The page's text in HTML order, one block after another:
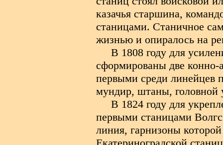
казачья старшина,
станицами. Станичное
жизнью и опиралось на
В 1808 году для
сформированы две конно-
первыми среди линейцев
мундир, штаны, головной
В 1824 году для
первыми станицами
линия, гарнизоны